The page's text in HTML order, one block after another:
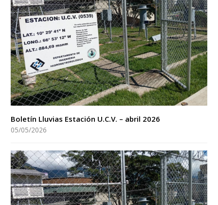
Boletín Lluvias Estación U.C.V. – abril 2026
05/05/2026